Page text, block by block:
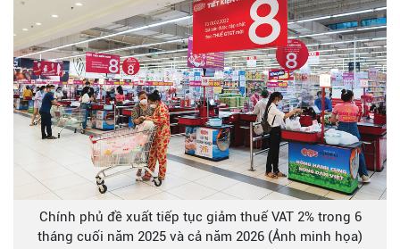
Chính phủ đề xuất tiếp tục giảm thuế VAT 2% trong 6
tháng cuối năm 2025 và cả năm 2026 (Ảnh minh họa)